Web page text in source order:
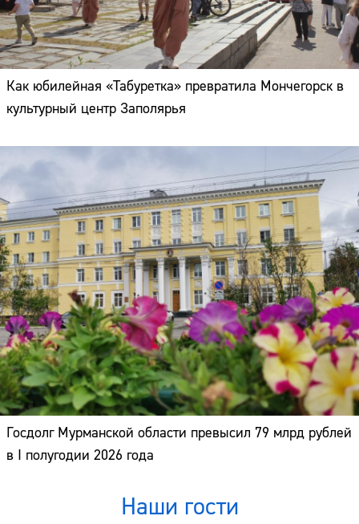
Как юбилейная «Табуретка» превратила Мончегорск в
культурный центр Заполярья
Госдолг Мурманской области превысил 79 млрд рублей
в I полугодии 2026 года
Наши гости